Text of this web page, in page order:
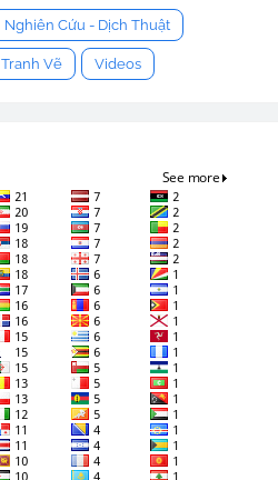
Nghiên Cứu - Dịch Thuật
Tranh Vẽ Videos